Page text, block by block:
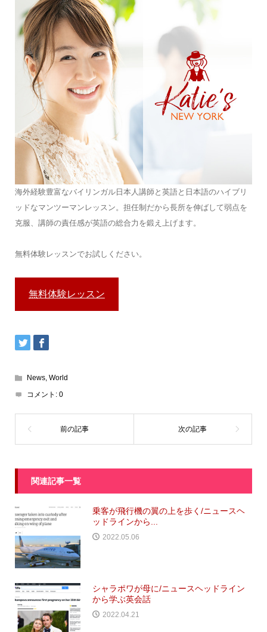
海外経験豊富なバイリンガル日本人講師と英語と日本語のハイブリ
ッドなマンツーマンレッスン。担任制だから長所を伸ばして弱点を
克服、講師の責任感が英語の総合力を鍛え上げます。
無料体験レッスンでお試しください。
無料体験レッスン
News, World
コメント: 0
関連記事一覧
乗客が飛行機の翼の上を歩く/ニュースヘ
ッドラインから...
2022.05.06
シャラポワが母に/ニュースヘッドライン
から学ぶ英会話
2022.04.21